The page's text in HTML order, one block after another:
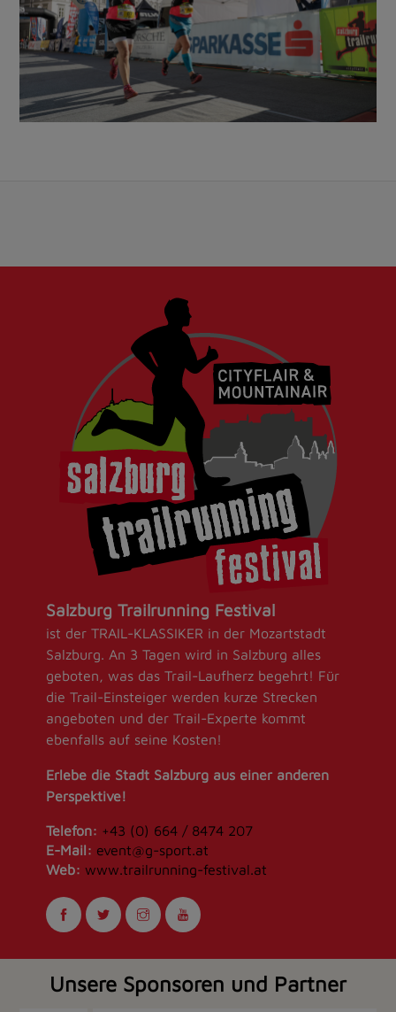
Salzburg Trailrunning Festival
ist der TRAIL-KLASSIKER in der Mozartstadt
Salzburg. An 3 Tagen wird in Salzburg alles
geboten, was das Trail-Laufherz begehrt! Für
die Trail-Einsteiger werden kurze Strecken
angeboten und der Trail-Experte kommt
ebenfalls auf seine Kosten!
Erlebe die Stadt Salzburg aus einer anderen
Perspektive!
Telefon: +43 (0) 664 / 8474 207
E-Mail: event@g-sport.at
Web: www.trailrunning-festival.at
Unsere Sponsoren und Partner